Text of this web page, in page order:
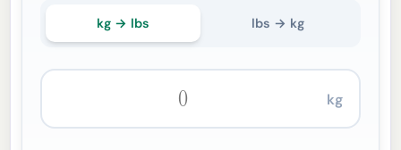
kg → lbs lbs → kg
kg